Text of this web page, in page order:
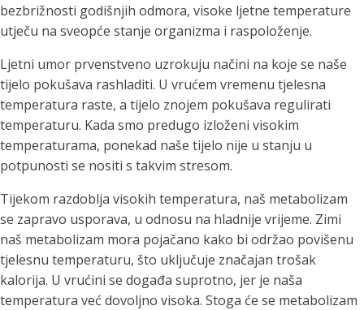
bezbrižnosti godišnjih odmora, visoke ljetne temperature
utječu na sveopće stanje organizma i raspoloženje.
Ljetni umor prvenstveno uzrokuju načini na koje se naše
tijelo pokušava rashladiti. U vrućem vremenu tjelesna
temperatura raste, a tijelo znojem pokušava regulirati
temperaturu. Kada smo predugo izloženi visokim
temperaturama, ponekad naše tijelo nije u stanju u
potpunosti se nositi s takvim stresom.
Tijekom razdoblja visokih temperatura, naš metabolizam
se zapravo usporava, u odnosu na hladnije vrijeme. Zimi
naš metabolizam mora pojačano kako bi održao povišenu
tjelesnu temperaturu, što uključuje značajan trošak
kalorija. U vrućini se događa suprotno, jer je naša
temperatura već dovoljno visoka. Stoga će se metabolizam